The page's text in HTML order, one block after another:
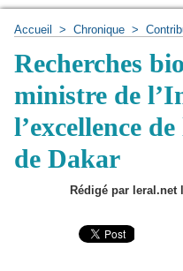
Accueil > Chronique >
Recherches
ministre de
l’excellence
de Dakar
Rédigé par leral.net